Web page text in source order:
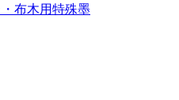
布木用特殊墨